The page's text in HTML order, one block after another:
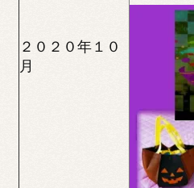
２０２０年１０
月